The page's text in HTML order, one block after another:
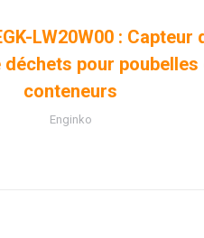
LW20W00 : Capteur
déchets pour poubelles
conteneurs
Enginko